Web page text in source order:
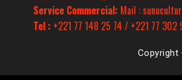
Service Commercial: Mail :
Tel : +221 77 148 25 74 / +221 77 302
Copyright